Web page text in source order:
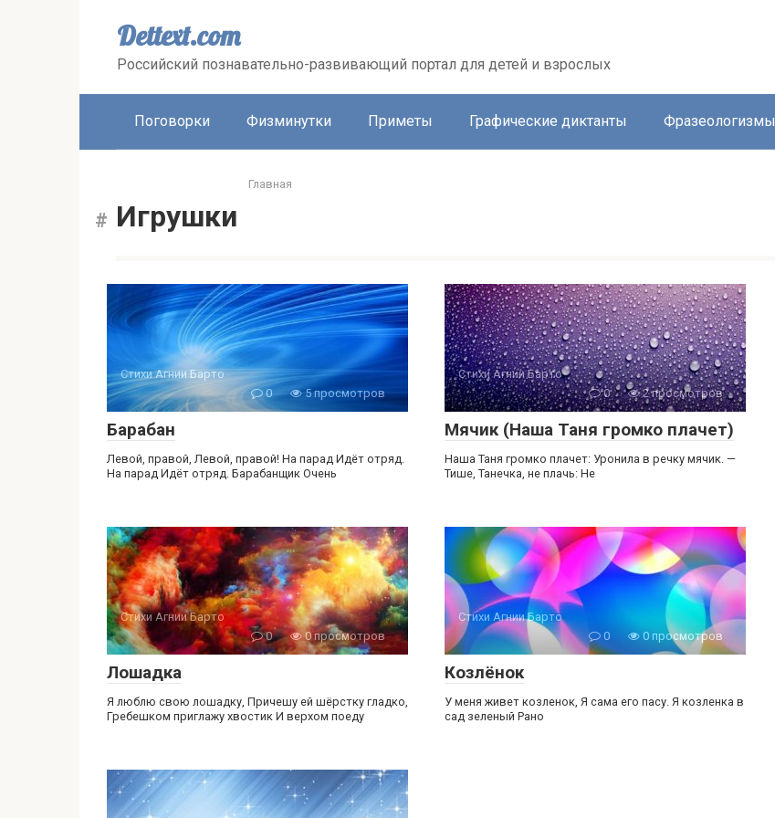
Dettext.com
Российский познавательно-развивающий портал для детей и взрослых
Поговорки Физминутки Приметы Графические диктанты Фразеологизмы
Главная
Игрушки
Стихи Агнии Барто
0
5 просмотров
Барабан
Левой, правой, Левой, правой! На парад Идёт отряд.
На парад Идёт отряд. Барабанщик Очень
Стихи Агнии Барто
0
2 просмотров
Мячик (Наша Таня громко плачет)
Наша Таня громко плачет: Уронила в речку мячик. —
Тише, Танечка, не плачь: Не
Стихи Агнии Барто
0
0 просмотров
Лошадка
Я люблю свою лошадку, Причешу ей шёрстку гладко,
Гребешком приглажу хвостик И верхом поеду
Стихи Агнии Барто
0
0 просмотров
Козлёнок
У меня живет козленок, Я сама его пасу. Я козленка в
сад зеленый Рано